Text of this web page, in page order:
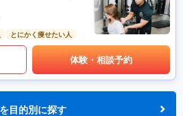
とにかく痩せたい人
体験・相談予約
目的別に探す